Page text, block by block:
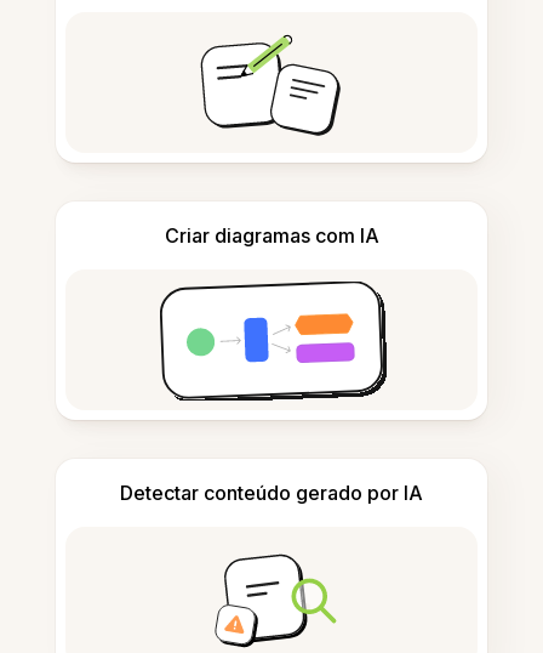
Criar diagramas com IA
Detectar conteúdo gerado por IA